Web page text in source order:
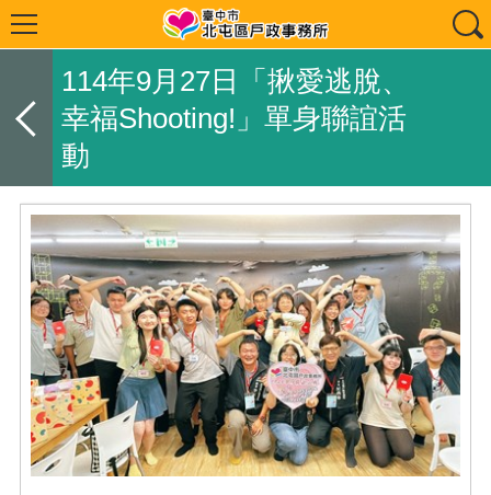
114年9月27日「揪愛逃脫、
幸福Shooting!」單身聯誼活
動